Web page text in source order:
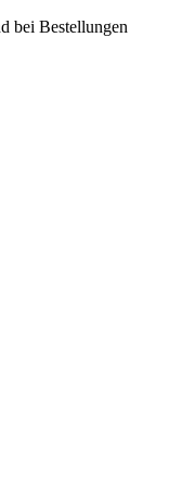
bei Bestellungen